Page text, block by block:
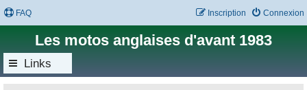
FAQ Connexion
Inscription
Les motos anglaises d'avant 1983
Links